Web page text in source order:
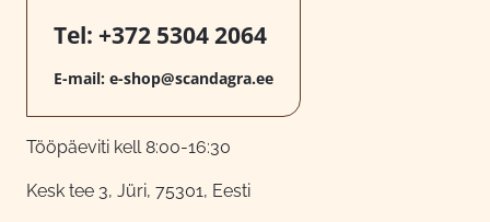
Tel: +372 5304 2064
E-mail: e-shop@scandagra.ee
Tööpäeviti kell 8:00-16:30
Kesk tee 3, Jüri, 75301, Eesti